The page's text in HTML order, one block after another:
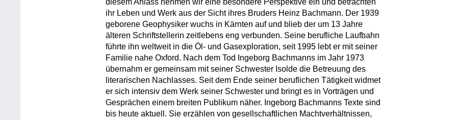
diesem Anlass nehmen wir eine besondere Perspektive ein und betrachten
ihr Leben und Werk aus der Sicht ihres Bruders Heinz Bachmann. Der 1939
geborene Geophysiker wuchs in Kärnten auf und blieb der um 13 Jahre
älteren Schriftstellerin zeitlebens eng verbunden. Seine berufliche Laufbahn
führte ihn weltweit in die Öl- und Gasexploration, seit 1995 lebt er mit seiner
Familie nahe Oxford. Nach dem Tod Ingeborg Bachmanns im Jahr 1973
übernahm er gemeinsam mit seiner Schwester Isolde die Betreuung des
literarischen Nachlasses. Seit dem Ende seiner beruflichen Tätigkeit widmet
er sich intensiv dem Werk seiner Schwester und bringt es in Vorträgen und
Gesprächen einem breiten Publikum näher. Ingeborg Bachmanns Texte sind
bis heute aktuell. Sie erzählen von gesellschaftlichen Machtverhältnissen,